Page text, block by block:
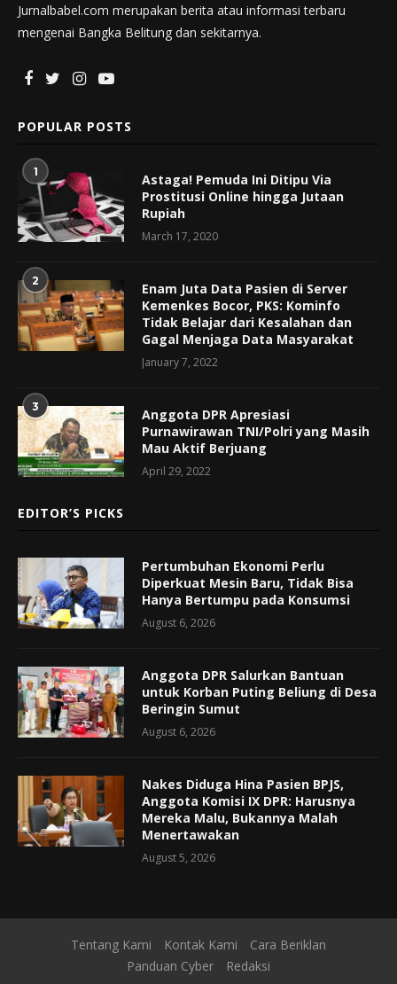
Jurnalbabel.com merupakan berita atau informasi terbaru
mengenai Bangka Belitung dan sekitarnya.
POPULAR POSTS
1
Astaga! Pemuda Ini Ditipu Via
Prostitusi Online hingga Jutaan
Rupiah
March 17, 2020
2
Enam Juta Data Pasien di Server
Kemenkes Bocor, PKS: Kominfo
Tidak Belajar dari Kesalahan dan
Gagal Menjaga Data Masyarakat
January 7, 2022
3
Anggota DPR Apresiasi
Purnawirawan TNI/Polri yang Masih
Mau Aktif Berjuang
April 29, 2022
EDITOR’S PICKS
Pertumbuhan Ekonomi Perlu
Diperkuat Mesin Baru, Tidak Bisa
Hanya Bertumpu pada Konsumsi
August 6, 2026
Anggota DPR Salurkan Bantuan
untuk Korban Puting Beliung di Desa
Beringin Sumut
August 6, 2026
Nakes Diduga Hina Pasien BPJS,
Anggota Komisi IX DPR: Harusnya
Mereka Malu, Bukannya Malah
Menertawakan
August 5, 2026
Tentang Kami Kontak Kami
Cara Beriklan
Panduan Cyber
Redaksi